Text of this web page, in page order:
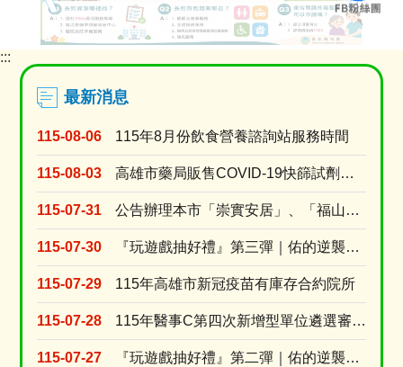
顯
圖
片:
長
照
3.0
:::
最新消息
115-08-06 115年8月份飲食營養諮詢站服務時間
115-08-03 高雄市藥局販售COVID-19快篩試劑名單 (115年8月3日上午10時調查)
115-07-31 公告辦理本市「崇實安居」、「福山安居」、「鳳誠安居」、「鳳松安居」、「美都安居」、「岡山社宅....
115-07-30 『玩遊戲抽好禮』第三彈｜佑的逆襲：代謝升級！
115-07-29 115年高雄市新冠疫苗有庫存合約院所
115-07-28 115年醫事C第四次新增型單位遴選審查結果
115-07-27 『玩遊戲抽好禮』第二彈｜佑的逆襲：拒檳行動！